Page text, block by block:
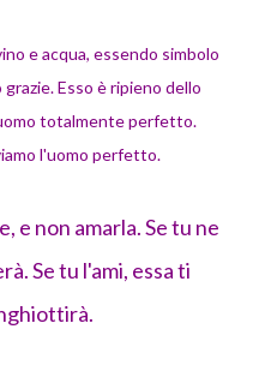
e acqua, essendo simbolo
Esso è ripieno dello
totalmente perfetto.
l'uomo perfetto.
e non amarla. Se tu ne
Se tu l'ami, essa ti